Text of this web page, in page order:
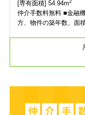
[専有面積] 54.94m2
仲介手数料無料 ■金融
方、物件の築年数、面